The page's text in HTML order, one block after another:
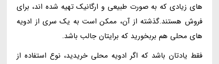
های زیادی که به صورت طبیعی و ارگانیک تهیه شده اند، برای
فروش هستند.گذشته از آن، ممکن است به یک سری از ادویه
های محلی هم بربخورید که برایتان جالب باشد.
فقط یادتان باشد که اگر ادویه محلی خریدید، نوع استفاده از